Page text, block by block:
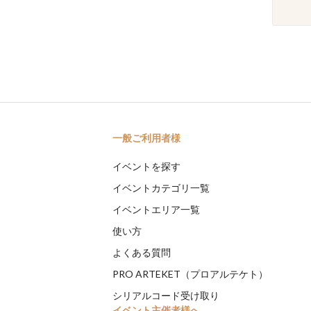
一般ご利用者様
イベントを探す
イベントカテゴリ一覧
イベントエリア一覧
使い方
よくある質問
PRO ARTEKET（プロアルテケト）
シリアルコード受け取り